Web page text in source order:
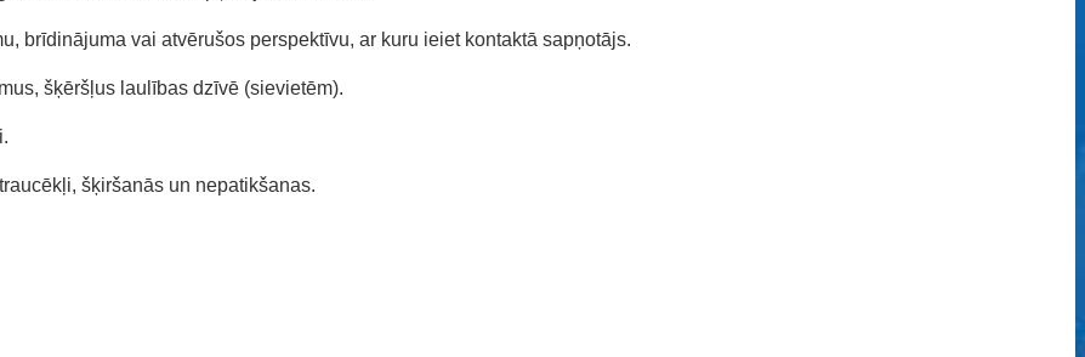
brīdinājuma vai atvērušos perspektīvu, ar kuru ieiet kontaktā sapņotājs.
šķēršļus laulības dzīvē (sievietēm).
šķiršanās un nepatikšanas.